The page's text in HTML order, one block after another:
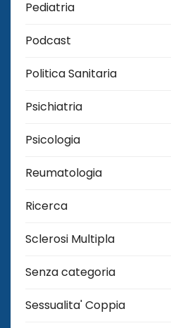
Pediatria
Podcast
Politica Sanitaria
Psichiatria
Psicologia
Reumatologia
Ricerca
Sclerosi Multipla
Senza categoria
Sessualita' Coppia